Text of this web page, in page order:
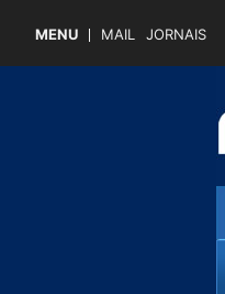
MENU MAIL JORNAIS